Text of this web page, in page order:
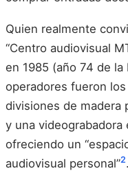
Quien realmente
“Centro audiovisual
en 1985 (año 74 de la
operadores fueron
divisiones de madera
y una videograbadora
ofreciendo un
audiovisual personal”2